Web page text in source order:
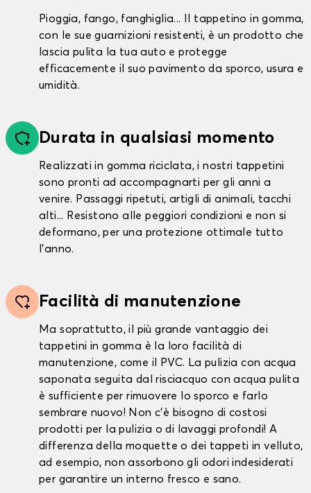
Pioggia, fango, fanghiglia... Il tappetino in gomma,
con le sue guarnizioni resistenti, è un prodotto che
lascia pulita la tua auto e protegge
efficacemente il suo pavimento da sporco, usura e
umidità.
Durata in qualsiasi momento
Realizzati in gomma riciclata, i nostri tappetini
sono pronti ad accompagnarti per gli anni a
venire. Passaggi ripetuti, artigli di animali, tacchi
alti... Resistono alle peggiori condizioni e non si
deformano, per una protezione ottimale tutto
l'anno.
Facilità di manutenzione
Ma soprattutto, il più grande vantaggio dei
tappetini in gomma è la loro facilità di
manutenzione, come il PVC. La pulizia con acqua
saponata seguita dal risciacquo con acqua pulita
è sufficiente per rimuovere lo sporco e farlo
sembrare nuovo! Non c'è bisogno di costosi
prodotti per la pulizia o di lavaggi profondi! A
differenza della moquette o dei tappeti in velluto,
ad esempio, non assorbono gli odori indesiderati
per garantire un interno fresco e sano.